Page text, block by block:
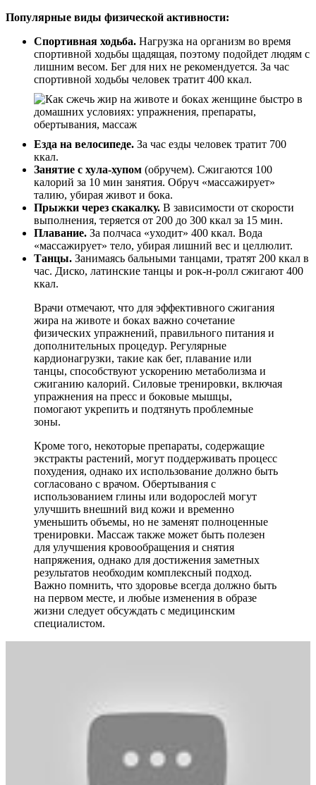
Популярные виды физической активности:
Спортивная ходьба. Нагрузка на организм во время
спортивной ходьбы щадящая, поэтому подойдет людям с
лишним весом. Бег для них не рекомендуется. За час
спортивной ходьбы человек тратит 400 ккал.
Езда на велосипеде. За час езды человек тратит 700
ккал.
Занятие с хула-хупом (обручем). Сжигаются 100
калорий за 10 мин занятия. Обруч «массажирует»
талию, убирая живот и бока.
Прыжки через скакалку. В зависимости от скорости
выполнения, теряется от 200 до 300 ккал за 15 мин.
Плавание. За полчаса «уходит» 400 ккал. Вода
«массажирует» тело, убирая лишний вес и целлюлит.
Танцы. Занимаясь бальными танцами, тратят 200 ккал в
час. Диско, латинские танцы и рок-н-ролл сжигают 400
ккал.
Врачи отмечают, что для эффективного сжигания
жира на животе и боках важно сочетание
физических упражнений, правильного питания и
дополнительных процедур. Регулярные
кардионагрузки, такие как бег, плавание или
танцы, способствуют ускорению метаболизма и
сжиганию калорий. Силовые тренировки, включая
упражнения на пресс и боковые мышцы,
помогают укрепить и подтянуть проблемные
зоны.
Кроме того, некоторые препараты, содержащие
экстракты растений, могут поддерживать процесс
похудения, однако их использование должно быть
согласовано с врачом. Обертывания с
использованием глины или водорослей могут
улучшить внешний вид кожи и временно
уменьшить объемы, но не заменят полноценные
тренировки. Массаж также может быть полезен
для улучшения кровообращения и снятия
напряжения, однако для достижения заметных
результатов необходим комплексный подход.
Важно помнить, что здоровье всегда должно быть
на первом месте, и любые изменения в образе
жизни следует обсуждать с медицинским
специалистом.